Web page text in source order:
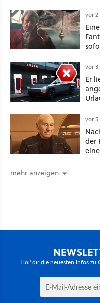
vor
vor
Er
vor
der
mehr anzeigen
Hol' dir die neuesten Infos zu